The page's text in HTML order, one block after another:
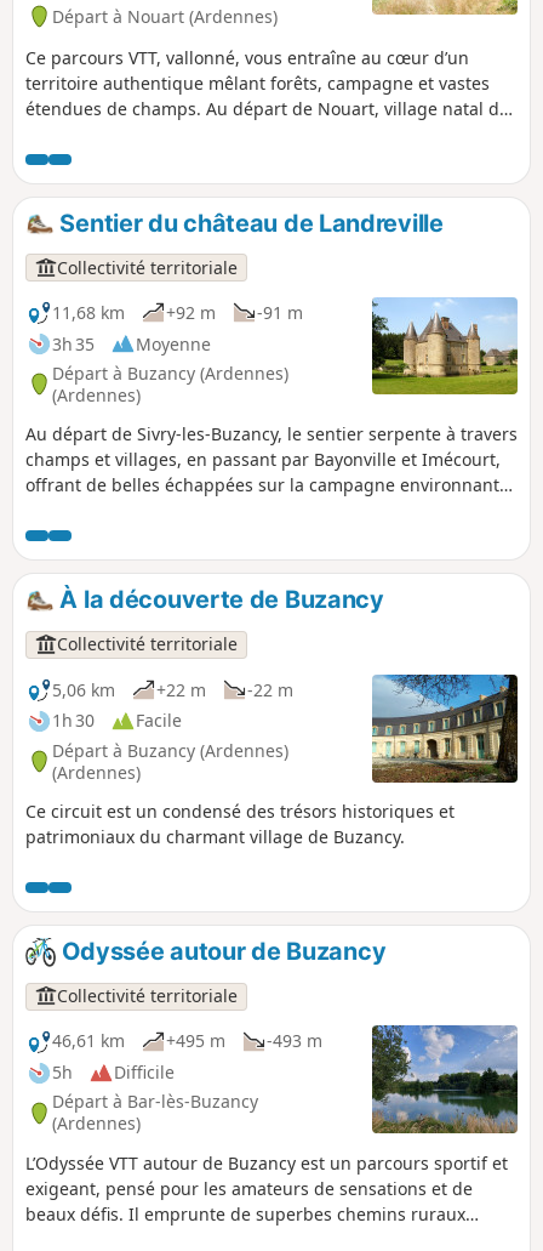
Départ à Nouart (Ardennes)
Ce parcours VTT, vallonné, vous entraîne au cœur d’un
territoire authentique mêlant forêts, campagne et vastes
étendues de champs. Au départ de Nouart, village natal du
hameaux : Tailly, Barricourt, les Petites Censes, les
Forgettes, Les Tuileries, Rémonville... où se dévoilent de
remarquables bâtisses en pierre, témoins du patrimoine
local. Un sentier rythmé et varié, idéal pour les amateurs de
VTT en quête de nature, de relief et de découvertes
historiques.
Sentier du château de Landreville
Collectivité territoriale
11,68 km
+92 m
-91 m
3h 35
Moyenne
Départ à Buzancy (Ardennes)
(Ardennes)
Au départ de Sivry-les-Buzancy, le sentier serpente à travers
champs et villages, en passant par Bayonville et Imécourt,
offrant de belles échappées sur la campagne environnante.
dévoile au fil de la marche, apportant une touche
patrimoniale à cette randonnée accessible et ressourçante.
Idéale pour les amateurs de nature, de calme et de
découvertes locales.
À la découverte de Buzancy
Collectivité territoriale
5,06 km
+22 m
-22 m
1h 30
Facile
Départ à Buzancy (Ardennes)
(Ardennes)
Ce circuit est un condensé des trésors historiques et
patrimoniaux du charmant village de Buzancy.
Odyssée autour de Buzancy
Collectivité territoriale
46,61 km
+495 m
-493 m
5h
Difficile
Départ à Bar-lès-Buzancy
(Ardennes)
L’Odyssée VTT autour de Buzancy est un parcours sportif et
exigeant, pensé pour les amateurs de sensations et de
beaux défis. Il emprunte de superbes chemins ruraux